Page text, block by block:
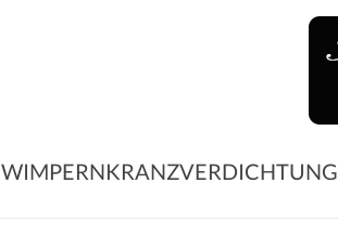
WIMPERNKRANZVERDICHTUNG